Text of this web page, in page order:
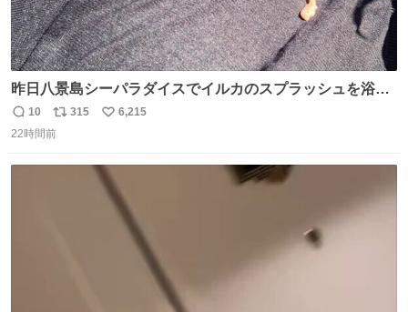
昨日八景島シーパラダイスでイルカのスプラッシュを浴び
たらゲソのおまけがついてきました。誰の食べカスかわか
らないけど、とても愛おしいです。こんなおまけまで付け
浜八景島シーパラダイス
返
信
10
リ
ポ
315
い
数
6,215
22時間前